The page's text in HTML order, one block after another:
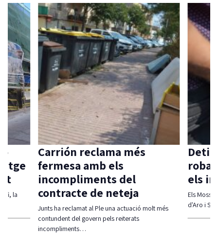
reclama més
amb els
del
de neteja
al Ple una actuació molt més
del govern pels reiterats
Detinguts dos
robar en una
els inquilins es
Els Mossos i les Policies Locals
d'Aro i S'Agaró i Santa Cristina